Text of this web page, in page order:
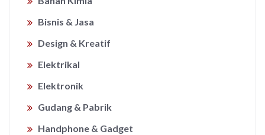
Bisnis & Jasa
Design & Kreatif
Elektrikal
Elektronik
Gudang & Pabrik
Handphone & Gadget